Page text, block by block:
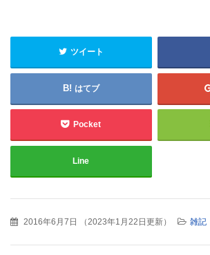
ツイート
はてブ
Pocket
Line
2016年6月7日 （2023年1月22日更新） 雑記